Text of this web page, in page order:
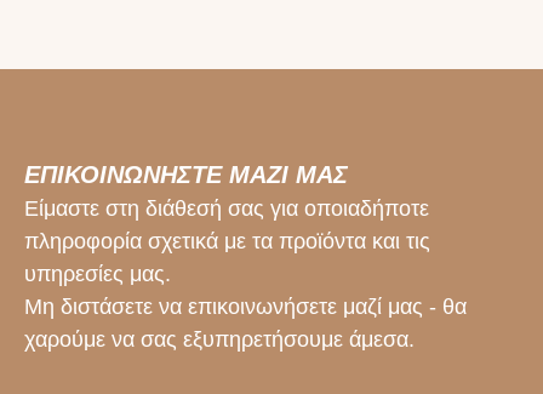
ΕΠΙΚΟΙΝΩΝΗΣΤΕ ΜΑΖΙ ΜΑΣ
Είμαστε στη διάθεσή σας για οποιαδήποτε
πληροφορία σχετικά με τα προϊόντα και τις
υπηρεσίες μας.
Μη διστάσετε να επικοινωνήσετε μαζί μας - θα
χαρούμε να σας εξυπηρετήσουμε άμεσα.